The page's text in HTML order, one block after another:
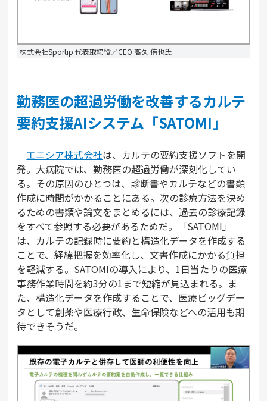
株式会社Sportip 代表取締役／CEO 高久 侑也氏
勤務医の超過労働を改善するカルテ
要約支援AIシステム「SATOMI」
エニシア株式会社は、カルテの要約支援ソフトを開
発。大病院では、勤務医の超過労働が深刻化してい
る。その原因のひとつは、診断書やカルテなどの書類
作成に時間がかかることにある。次の診療方法を決め
るための書類や論文をまとめるには、過去の診療記録
をすべて参照する必要があるためだ。「SATOMI」
は、カルテの記録時に要約と構造化データを作成する
ことで、経緯把握を効率化し、文書作成にかかる負担
を軽減する。SATOMIの導入により、1日当たりの医療
事務作業時間を約3分の1まで短縮が見込まれる。ま
た、構造化データを作成することで、医療ビッグデー
タとして創薬や医療行政、生命保険などへの活用も期
待できそうだ。